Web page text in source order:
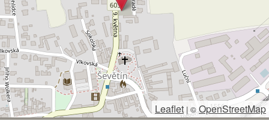
Leaflet | ©OpenStreetMap